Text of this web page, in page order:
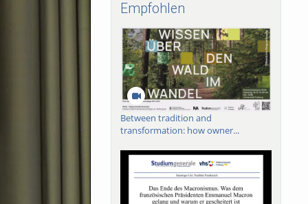
Empfohlen
Between tradition and
transformation: how owner...